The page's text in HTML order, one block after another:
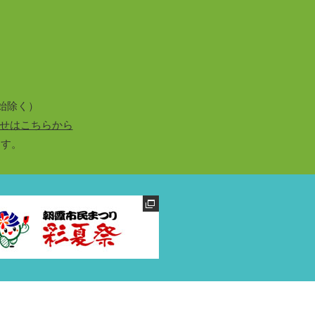
く）
はこちらから
。